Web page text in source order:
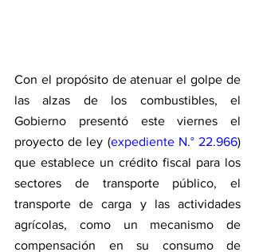
Con el propósito de atenuar el golpe de
las alzas de los combustibles, el
Gobierno presentó este viernes el
proyecto de ley (expediente N.° 22.966)
que establece un crédito fiscal para los
sectores de transporte público, el
transporte de carga y las actividades
agrícolas, como un mecanismo de
compensación en su consumo de